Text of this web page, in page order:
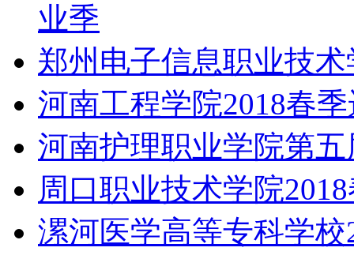
业季
郑州电子信息职业技
河南工程学院2018春
河南护理职业学院第
周口职业技术学院
漯河医学高等专科学